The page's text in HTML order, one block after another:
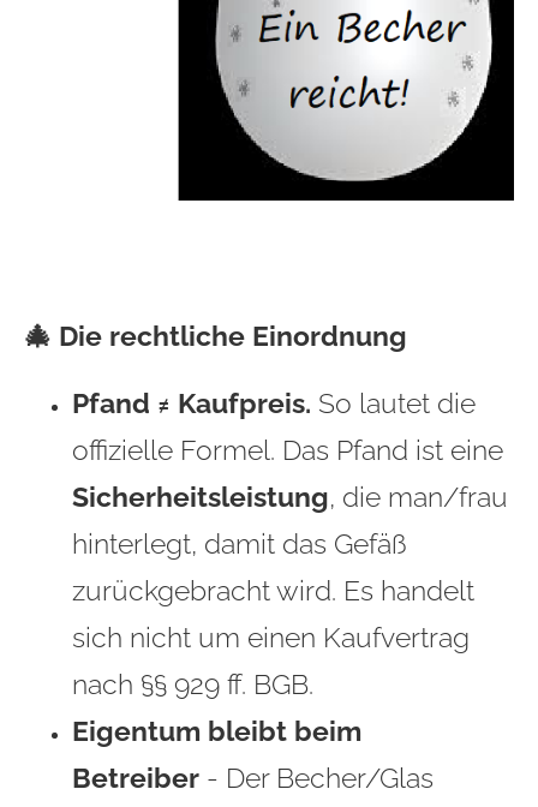
🎄 Die rechtliche Einordnung
Pfand ≠ Kaufpreis. So lautet die
offizielle Formel. Das Pfand ist eine
Sicherheitsleistung, die man/frau
hinterlegt, damit das Gefäß
zurückgebracht wird. Es handelt
sich nicht um einen Kaufvertrag
nach §§ 929 ff. BGB.
Eigentum bleibt beim
Betreiber - Der Becher/Glas